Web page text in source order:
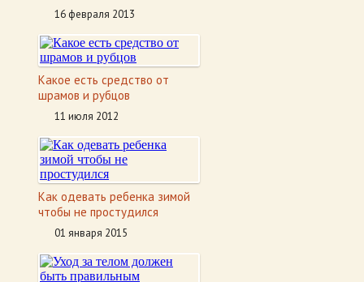
16 февраля 2013
Какое есть средство от
шрамов и рубцов
11 июля 2012
Как одевать ребенка зимой
чтобы не простудился
01 января 2015